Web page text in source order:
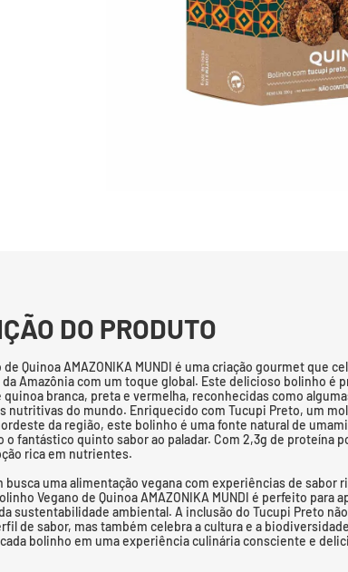
DO PRODUTO
Quinoa AMAZONIKA MUNDI é uma criação gourmet que
Amazônia com um toque global. Este delicioso bolinho é
branca, preta e vermelha, reconhecidas como
nutritivas do mundo. Enriquecido com Tucupi Preto, um
da região, este bolinho é uma fonte natural de
o fantástico quinto sabor ao paladar. Com 2,3g de proteína
rica em nutrientes.
busca uma alimentação vegana com experiências de sabor
Vegano de Quinoa AMAZONIKA MUNDI é perfeito para
sustentabilidade ambiental. A inclusão do Tucupi Preto
de sabor, mas também celebra a cultura e a
bolinho em uma experiência culinária consciente e